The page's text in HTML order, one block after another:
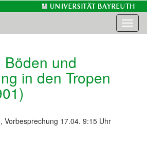
Böden und
in den Tropen
Vorbesprechung 17.04. 9:15 Uhr